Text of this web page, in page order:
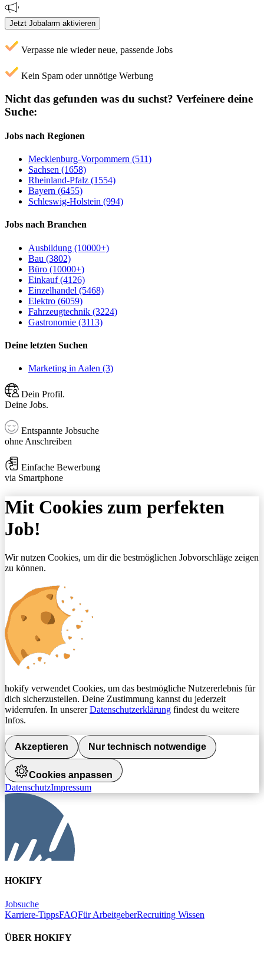
Jetzt Jobalarm aktivieren
Verpasse nie wieder neue, passende Jobs
Kein Spam oder unnötige Werbung
Nicht das gefunden was du suchst? Verfeinere deine
Suche:
Jobs nach Regionen
Mecklenburg-Vorpommern (511)
Sachsen (1658)
Rheinland-Pfalz (1554)
Bayern (6455)
Schleswig-Holstein (994)
Jobs nach Branchen
Ausbildung (10000+)
Bau (3802)
Büro (10000+)
Einkauf (4126)
Einzelhandel (5468)
Elektro (6059)
Fahrzeugtechnik (3224)
Gastronomie (3113)
Deine letzten Suchen
Marketing in Aalen (3)
Dein Profil.
Deine Jobs.
Entspannte Jobsuche
ohne Anschreiben
Einfache Bewerbung
via Smartphone
Mit Cookies zum perfekten
Job!
Wir nutzen Cookies, um dir die bestmöglichen Jobvorschläge zeigen
zu können.
hokify verwendet Cookies, um das bestmögliche Nutzererlebnis für
dich sicherzustellen. Deine Zustimmung kannst du jederzeit
widerrufen. In unsererDatenschutzerklärung findest du weitere
Infos.
Akzeptieren Nur technisch notwendige
Cookies anpassen
DatenschutzImpressum
HOKIFY
Jobsuche
Karriere-TippsFAQFür ArbeitgeberRecruiting Wissen
ÜBER HOKIFY